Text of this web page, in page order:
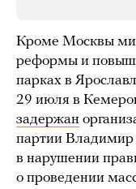
Кроме Москвы
реформы и
парках в
29 июля в
задержан
партии Владимир
в нарушении
о проведении